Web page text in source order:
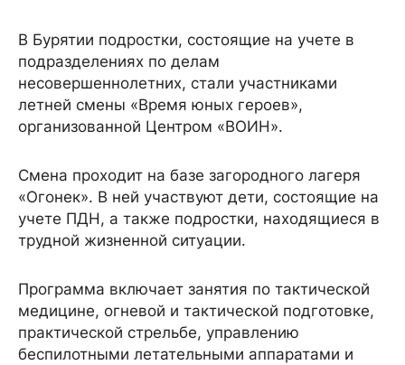
В Бурятии подростки, состоящие на учете в
подразделениях по делам
несовершеннолетних, стали участниками
летней смены «Время юных героев»,
организованной Центром «ВОИН».
Смена проходит на базе загородного лагеря
«Огонек». В ней участвуют дети, состоящие на
учете ПДН, а также подростки, находящиеся в
трудной жизненной ситуации.
Программа включает занятия по тактической
медицине, огневой и тактической подготовке,
практической стрельбе, управлению
беспилотными летательными аппаратами и